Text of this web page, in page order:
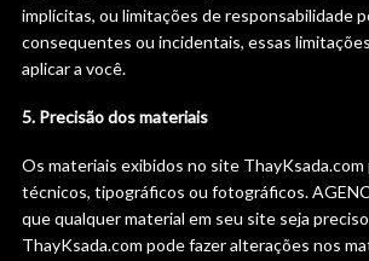
implícitas, ou limitações de responsabilidade
consequentes ou incidentais, essas
aplicar a você.
5. Precisão dos materiais
Os materiais exibidos no site
técnicos, tipográficos ou fotográficos.
que qualquer material em seu site seja
ThayKsada.com pode fazer alterações nos